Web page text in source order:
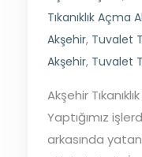
Tıkanıklık Açma
Akşehir, Tuvalet
Akşehir, Tuvalet
Akşehir
Yaptığımız
arkasında